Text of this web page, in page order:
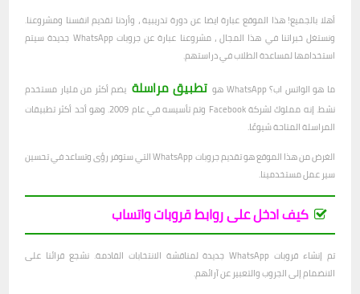
أهلا بالجميع! هذا الموقع عبارة ايضا عن دورة تدريبية ، وأردنا تقديم انفسنا ومشروعنا.
ونستغل خبراتنا في هذا المجال ، مشروعنا عبارة عن جروبات WhatsApp جديدة سيتم
استخدامها لمساعدة الطلاب في دراستهم.
ما هو الواتس اب؟ WhatsApp هو تطبيق مراسلة يضم أكثر من مليار مستخدم
نشط. إنه مملوك لشركة Facebook وتم تأسيسه في عام 2009. وهو أحد أكثر تطبيقات
المراسلة المتاحة شيوعًا.
الغرض من هذا الموقع هو تقديم جروبات WhatsApp التي ستوفر رؤى وتساعد في تحسين
سير عمل مستخدمينا.
كيف ادخل على روابط قروبات واتساب
تم إنشاء قروبات WhatsApp جديدة لمناقشة الانتخابات القادمة. نشجع قرائنا على
الانضمام إلى الجروب والتعبير عن آرائهم.